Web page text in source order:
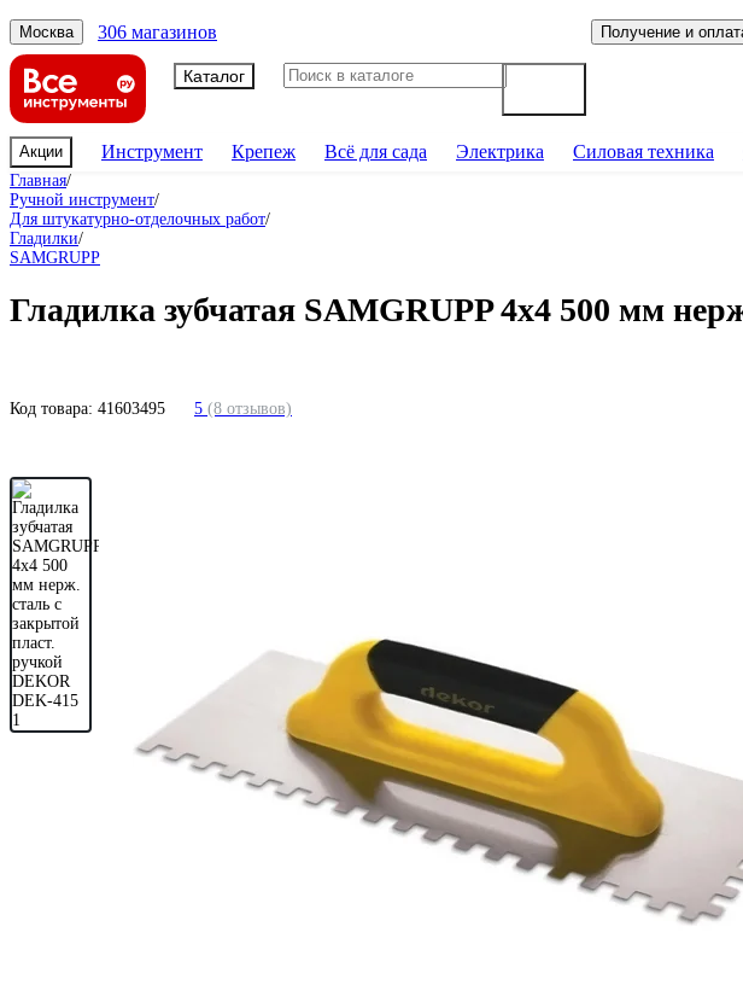
Москва 306 магазинов Получение и
Каталог
Акции Инструмент Крепеж Всё для сада Электрика Силовая техника
Главная/
Ручной инструмент/
Для штукатурно-отделочных работ/
Гладилки/
SAMGRUPP
Гладилка зубчатая SAMGRUPP 4х4 500 мм
Код товара: 41603495 5 (8 отзывов)